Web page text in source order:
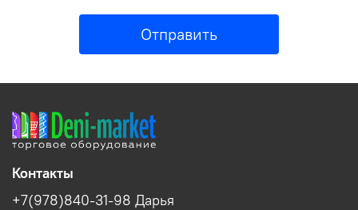
Отправить
Контакты
+7(978)840-31-98 Дарья